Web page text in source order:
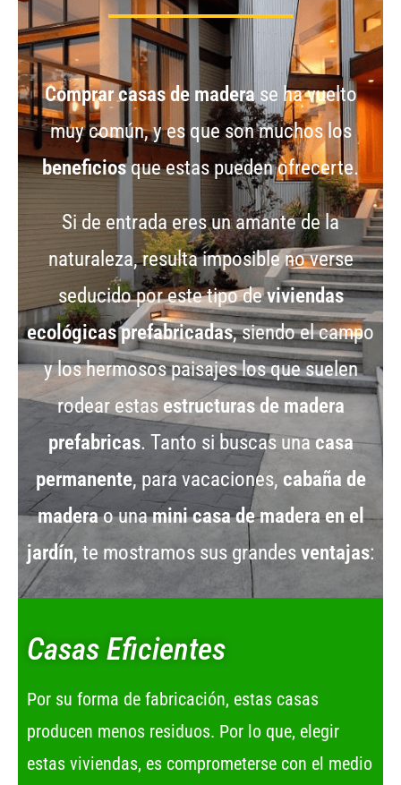
Comprar casas de maderase ha vuelto
muy común, y es que son muchos los
beneficiosque estas pueden ofrecerte.
Si de entrada eres un amante de la
naturaleza, resulta imposible no verse
seducido por este tipo deviviendas
ecológicas prefabricadas, siendo el campo
y los hermosos paisajes los que suelen
rodear estas estructuras de madera
prefabricas. Tanto si buscas unacasa
permanente, para vacaciones, cabaña de
maderao unamini casa de madera en el
jardín, te mostramos sus grandesventajas:
Casas Eficientes
Por su forma de fabricación, estas casas
producen menos residuos. Por lo que, elegir
estas viviendas, es comprometerse con el medio